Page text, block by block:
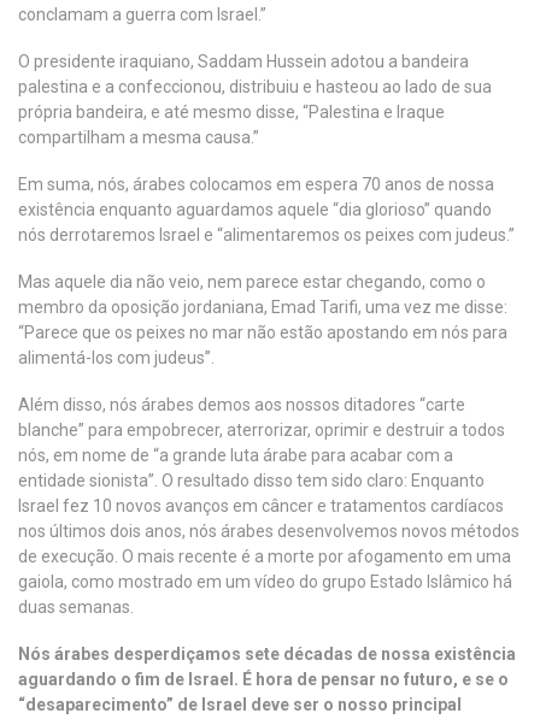
conclamam a guerra com Israel.”
O presidente iraquiano, Saddam Hussein adotou a bandeira
palestina e a confeccionou, distribuiu e hasteou ao lado de sua
própria bandeira, e até mesmo disse, “Palestina e Iraque
compartilham a mesma causa.”
Em suma, nós, árabes colocamos em espera 70 anos de nossa
existência enquanto aguardamos aquele “dia glorioso” quando
nós derrotaremos Israel e “alimentaremos os peixes com judeus.”
Mas aquele dia não veio, nem parece estar chegando, como o
membro da oposição jordaniana, Emad Tarifi, uma vez me disse:
“Parece que os peixes no mar não estão apostando em nós para
alimentá-los com judeus”.
Além disso, nós árabes demos aos nossos ditadores “carte
blanche” para empobrecer, aterrorizar, oprimir e destruir a todos
nós, em nome de “a grande luta árabe para acabar com a
entidade sionista”. O resultado disso tem sido claro: Enquanto
Israel fez 10 novos avanços em câncer e tratamentos cardíacos
nos últimos dois anos, nós árabes desenvolvemos novos métodos
de execução. O mais recente é a morte por afogamento em uma
gaiola, como mostrado em um vídeo do grupo Estado Islâmico há
duas semanas.
Nós árabes desperdiçamos sete décadas de nossa existência
aguardando o fim de Israel. É hora de pensar no futuro, e se o
“desaparecimento” de Israel deve ser o nosso principal